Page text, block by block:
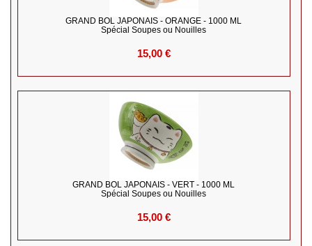
GRAND BOL JAPONAIS - ORANGE - 1000 ML
Spécial Soupes ou Nouilles
15,00 €
GRAND BOL JAPONAIS - VERT - 1000 ML
Spécial Soupes ou Nouilles
15,00 €